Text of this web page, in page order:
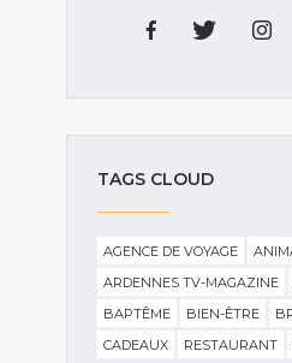
TAGS CLOUD
AGENCE DE VOYAGE
ARDENNES TV-MAGAZINE
BAPTÊME
BIEN-ÊTRE
CADEAUX
RESTAURANT